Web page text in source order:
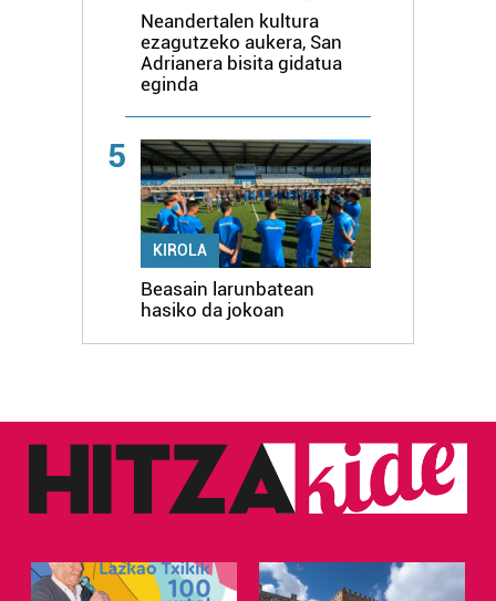
Neandertalen kultura
ezagutzeko aukera, San
Adrianera bisita gidatua
eginda
5
KIROLA
Beasain larunbatean
hasiko da jokoan